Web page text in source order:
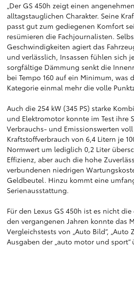
„Der GS 450h zeigt einen
alltagstauglichen Charakter. Seine
passt gut zum gediegenen Komfort
resümieren die Fachjournalisten.
Geschwindigkeiten agiert das
und verlässlich, Insassen fühlen sich
sorgfältige Dämmung senkt die
bei Tempo 160 auf ein Minimum, was
Kategorie einmal mehr die volle
Auch die 254 kW (345 PS) starke
und Elektromotor konnte im Test ihre
Verbrauchs- und Emissionswerten
Kraftstoffverbrauch von 6,4 Litern je
Normwert um lediglich 0,2 Liter
Effizienz, aber auch die hohe
verbundenen niedrigen
Geldbeutel. Hinzu kommt eine
Serienausstattung.
Für den Lexus GS 450h ist es nicht
den vergangenen Jahren konnte das
Vergleichstests von „Auto Bild“, „Auto
Ausgaben der „auto motor und sport“